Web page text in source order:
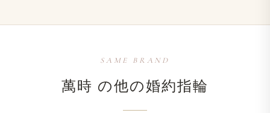
SAME BRAND
萬時 の​他の​婚約指輪